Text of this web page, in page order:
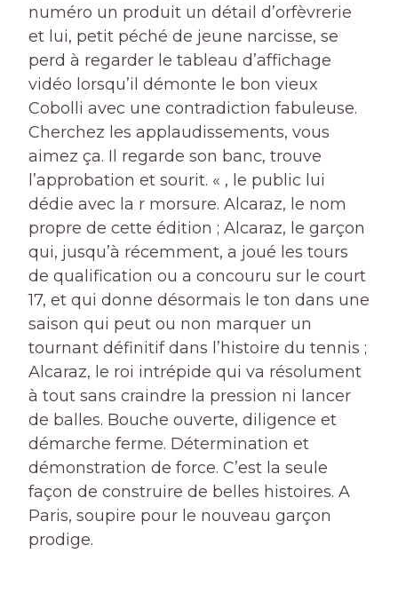
numéro un produit un détail d’orfèvrerie
et lui, petit péché de jeune narcisse, se
perd à regarder le tableau d’affichage
vidéo lorsqu’il démonte le bon vieux
Cobolli avec une contradiction fabuleuse.
Cherchez les applaudissements, vous
aimez ça. Il regarde son banc, trouve
l’approbation et sourit. « , le public lui
dédie avec la r morsure. Alcaraz, le nom
propre de cette édition ; Alcaraz, le garçon
qui, jusqu’à récemment, a joué les tours
de qualification ou a concouru sur le court
17, et qui donne désormais le ton dans une
saison qui peut ou non marquer un
tournant définitif dans l’histoire du tennis ;
Alcaraz, le roi intrépide qui va résolument
à tout sans craindre la pression ni lancer
de balles. Bouche ouverte, diligence et
démarche ferme. Détermination et
démonstration de force. C’est la seule
façon de construire de belles histoires. A
Paris, soupire pour le nouveau garçon
prodige.